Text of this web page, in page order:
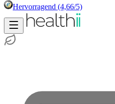
Hervorragend (4,66/5)